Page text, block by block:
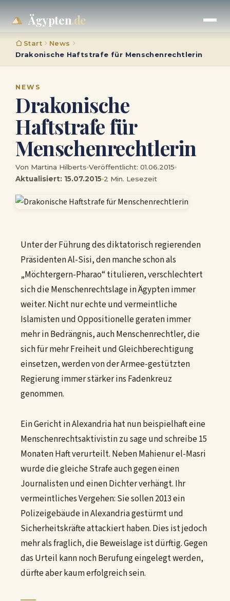
Ägypten.de
Start
News
Drakonische Haftstrafe für Menschenrechtlerin
NEWS
Drakonische
Haftstrafe für
Menschenrechtlerin
Von Martina Hilberts Veröffentlicht: 01.06.2015
Aktualisiert: 15.07.2015 2 Min. Lesezeit
Unter der Führung des diktatorisch regierenden
Präsidenten Al-Sisi, den manche schon als
„Möchtergern-Pharao“ titulieren, verschlechtert
sich die Menschenrechtslage in Ägypten immer
weiter. Nicht nur echte und vermeintliche
Islamisten und Oppositionelle geraten immer
mehr in Bedrängnis, auch Menschenrechtler, die
sich für mehr Freiheit und Gleichberechtigung
einsetzen, werden von der Armee-gestützten
Regierung immer stärker ins Fadenkreuz
genommen.
Ein Gericht in Alexandria hat nun beispielhaft eine
Menschenrechtsaktivistin zu sage und schreibe 15
Monaten Haft verurteilt. Neben Mahienur el-Masri
wurde die gleiche Strafe auch gegen einen
Journalisten und einen Dichter verhängt. Ihr
vermeintliches Vergehen: Sie sollen 2013 ein
Polizeigebäude in Alexandria gestürmt und
Sicherheitskräfte attackiert haben. Dies ist jedoch
mehr als fraglich, die Beweislage ist dürftig. Gegen
das Urteil kann noch Berufung eingelegt werden,
dürfte aber kaum erfolgreich sein.